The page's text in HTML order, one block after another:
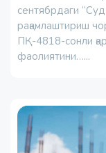
сентябрдаги
рақамлаштириш
ПҚ-4818-сонли
фаолиятини…...